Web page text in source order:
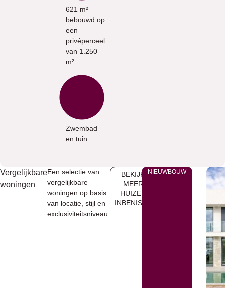
621 m²
bebouwd op
een
privéperceel
van 1.250
m²
Zwembad
en tuin
Vergelijkbare
woningen
Een selectie van
vergelijkbare
woningen op basis
van locatie, stijl en
exclusiviteitsniveau.
BEKIJK
MEER
HUIZEN
INBENISSA
NIEUWBOUW